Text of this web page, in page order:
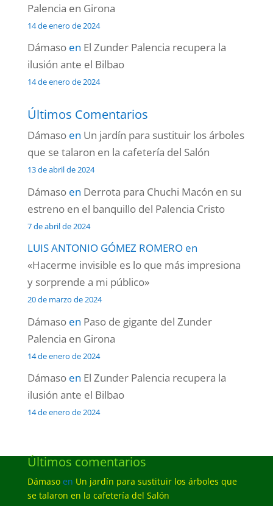
Palencia en Girona
14 de enero de 2024
Dámasoen El Zunder Palencia recupera la
ilusión ante el Bilbao
14 de enero de 2024
Últimos Comentarios
Dámasoen Un jardín para sustituir los árboles
que se talaron en la cafetería del Salón
13 de abril de 2024
Dámasoen Derrota para Chuchi Macón en su
estreno en el banquillo del Palencia Cristo
7 de abril de 2024
LUIS ANTONIO GÓMEZ ROMEROen
«Hacerme invisible es lo que más impresiona
y sorprende a mi público»
20 de marzo de 2024
Dámasoen Paso de gigante del Zunder
Palencia en Girona
14 de enero de 2024
Dámasoen El Zunder Palencia recupera la
ilusión ante el Bilbao
14 de enero de 2024
Últimos comentarios
Dámasoen Un jardín para sustituir los árboles que
se talaron en la cafetería del Salón